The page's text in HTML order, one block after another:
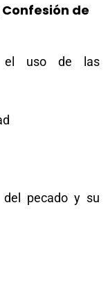
Confesión de
el uso de las
pecado y su